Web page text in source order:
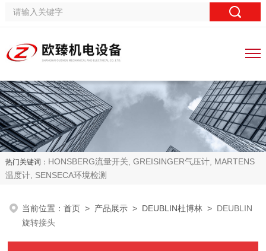
热门关键词： HONSBERG流量开关, GREISINGER气压计, MARTENS
温度计, SENSECA环境检测
当前位置：首页 > 产品展示 > DEUBLIN杜博林 > DEUBLIN
旋转接头